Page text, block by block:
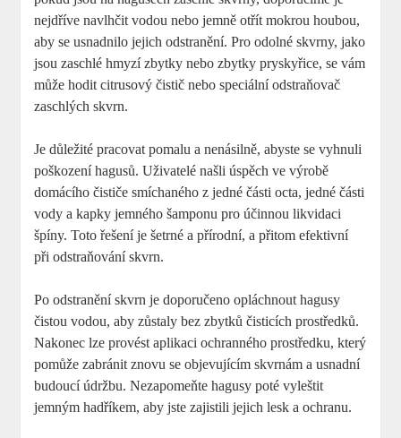
nejdříve navlhčit vodou nebo jemně otřít mokrou houbou,
aby se usnadnilo jejich odstranění. Pro odolné skvrny, jako
jsou zaschlé hmyzí zbytky nebo zbytky pryskyřice, se vám
může hodit citrusový čistič nebo speciální odstraňovač
zaschlých skvrn.
Je důležité pracovat pomalu a nenásilně, abyste se vyhnuli
poškození hagusů. Uživatelé našli úspěch ve výrobě
domácího čističe smíchaného z jedné části octa, jedné části
vody a kapky jemného šamponu pro účinnou likvidaci
špíny. Toto řešení je šetrné a přírodní, a přitom efektivní
při odstraňování skvrn.
Po odstranění skvrn je doporučeno opláchnout hagusy
čistou vodou, aby zůstaly bez zbytků čisticích prostředků.
Nakonec lze provést aplikaci ochranného prostředku, který
pomůže zabránit znovu se objevujícím skvrnám a usnadní
budoucí údržbu. Nezapomeňte hagusy poté vyleštit
jemným hadříkem, aby jste zajistili jejich lesk a ochranu.